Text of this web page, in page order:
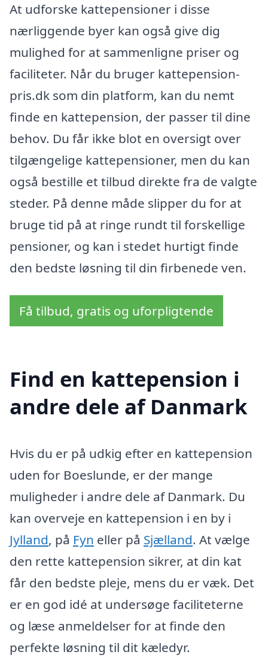
At udforske kattepensioner i disse
nærliggende byer kan også give dig
mulighed for at sammenligne priser og
faciliteter. Når du bruger kattepension-
pris.dk som din platform, kan du nemt
finde en kattepension, der passer til dine
behov. Du får ikke blot en oversigt over
tilgængelige kattepensioner, men du kan
også bestille et tilbud direkte fra de valgte
steder. På denne måde slipper du for at
bruge tid på at ringe rundt til forskellige
pensioner, og kan i stedet hurtigt finde
den bedste løsning til din firbenede ven.
Få tilbud, gratis og uforpligtende
Find en kattepension i
andre dele af Danmark
Hvis du er på udkig efter en kattepension
uden for Boeslunde, er der mange
muligheder i andre dele af Danmark. Du
kan overveje en kattepension i en by i
Jylland, på Fyn eller på Sjælland. At vælge
den rette kattepension sikrer, at din kat
får den bedste pleje, mens du er væk. Det
er en god idé at undersøge faciliteterne
og læse anmeldelser for at finde den
perfekte løsning til dit kæledyr.